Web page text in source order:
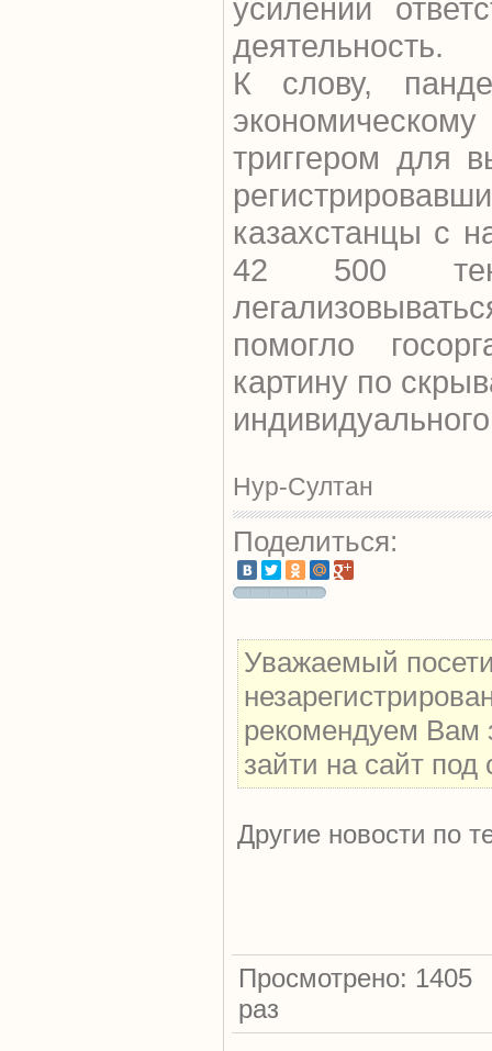
усилении
деятельность.
К слову,
триггером для
казахстанцы с
42 500
помогло
картину по
Нур-Султан
Поделиться:
Уважаемый
рекомендуем Вам
зайти на сайт
Другие новости по
Просмотрено: 1405
раз